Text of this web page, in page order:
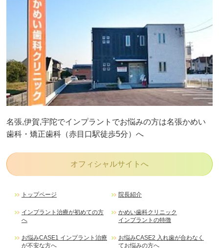
治療後のメインテナンス
当院のインプラントの特徴
CASE別でみる
インプラント治療
不安な方へ
Case1
入れ歯が合わなくて
Case2
インプラント治療を
名張,伊賀,宇陀でインプラントでお悩みの方は名張かめい
歯科・矯正歯科（赤目口駅徒歩5分）へ
オフィシャルサイトへ
トップページ 院長紹介
インプラント治療が初めての方
へ
かめい歯科クリニック
インプラントの特徴
お悩みCASE1 インプラント治療
が不安な方へ
お悩みCASE2 入れ歯が合わなく
てお悩みの方へ